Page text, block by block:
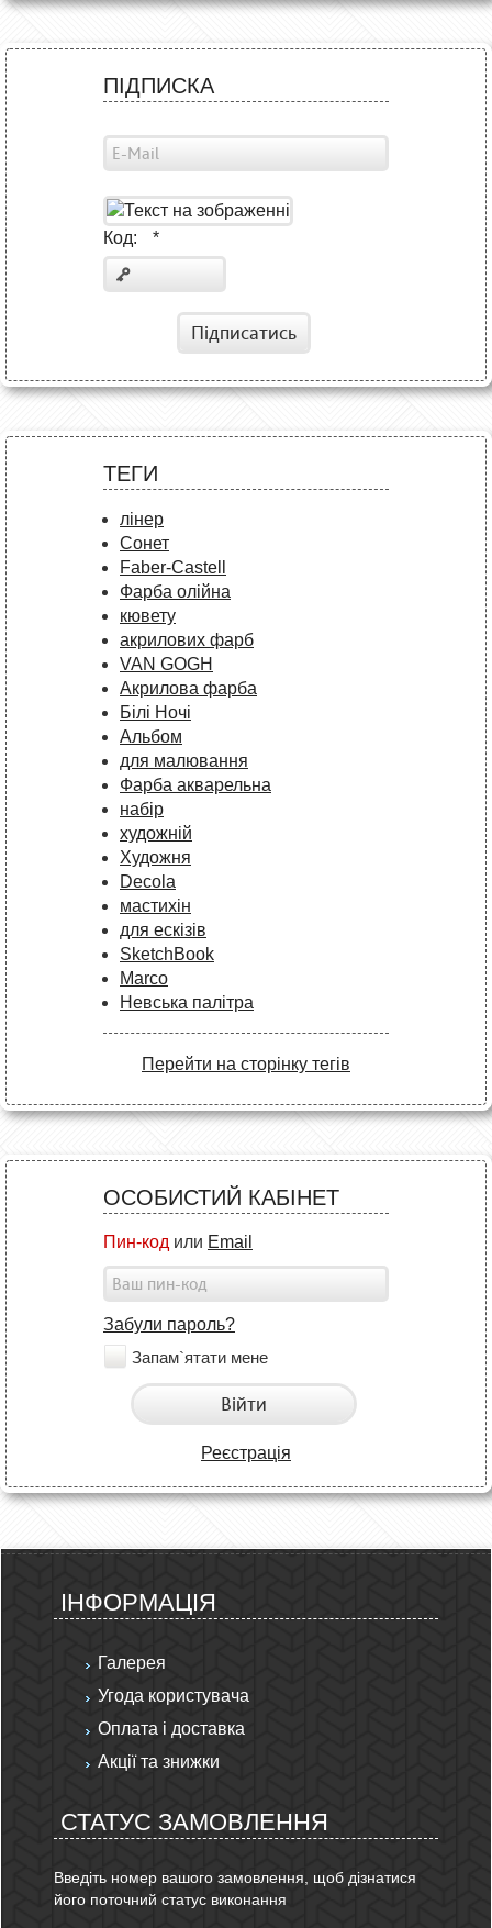
ПІДПИСКА
Код: *
Підписатись
ТЕГИ
лінер
Сонет
Faber-Castell
Фарба олійна
кювету
акрилових фарб
VAN GOGH
Акрилова фарба
Білі Ночі
Альбом
для малювання
Фарба акварельна
набір
художній
Художня
Decola
мастихін
для ескізів
SketchBook
Marco
Невська палітра
Перейти на сторінку тегів
ОСОБИСТИЙ КАБІНЕТ
Пин-код или Email
Забули пароль?
Запам`ятати мене
Війти
Реєстрація
ІНФОРМАЦІЯ
Галерея
Угода користувача
Оплата і доставка
Акції та знижки
СТАТУС ЗАМОВЛЕННЯ
Введіть номер вашого замовлення, щоб дізнатися
його поточний статус виконання